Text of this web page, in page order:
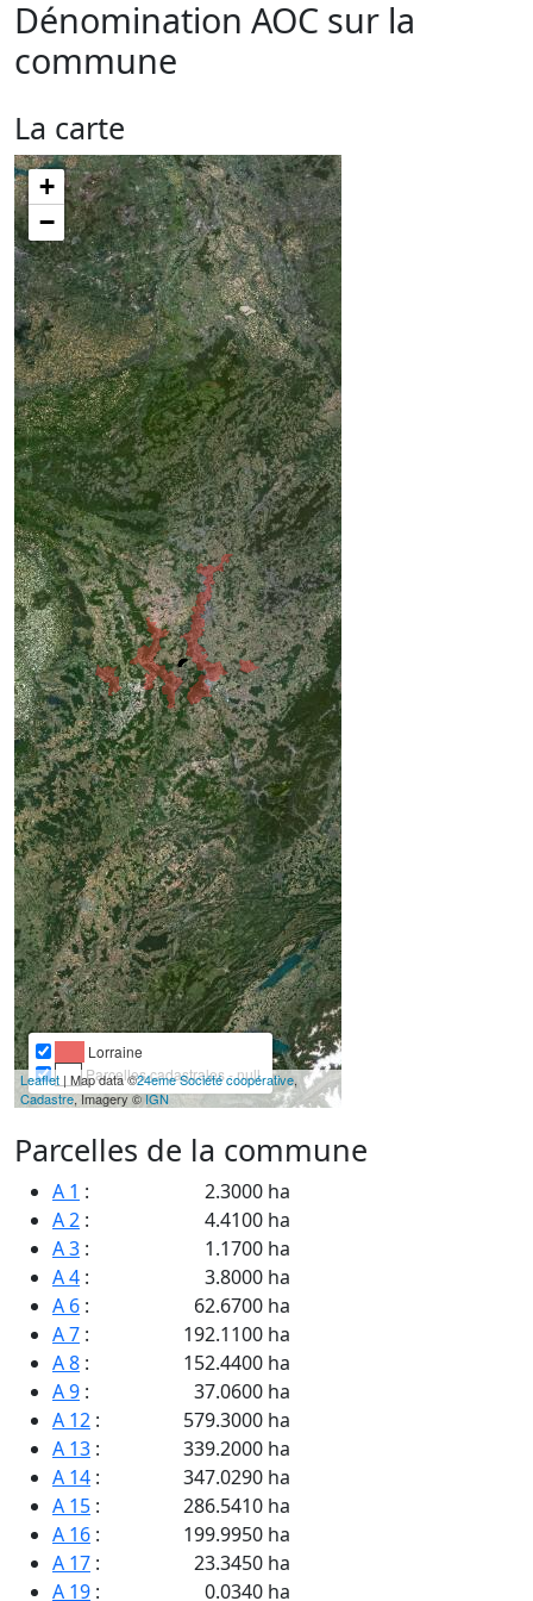
Dénomination AOC sur la
commune
La carte
+
−
Lorraine
Parcelles cadastrales - null
Leaflet | Map data ©24eme Société coopérative,
Cadastre, Imagery ©IGN
Parcelles de la commune
A 1 :
2.3000 ha
A 2 :
4.4100 ha
A 3 :
1.1700 ha
A 4 :
3.8000 ha
A 6 :
62.6700 ha
A 7 :
192.1100 ha
A 8 :
152.4400 ha
A 9 :
37.0600 ha
A 12 :
579.3000 ha
A 13 :
339.2000 ha
A 14 :
347.0290 ha
A 15 :
286.5410 ha
A 16 :
199.9950 ha
A 17 :
23.3450 ha
A 19 : 0.0340 ha